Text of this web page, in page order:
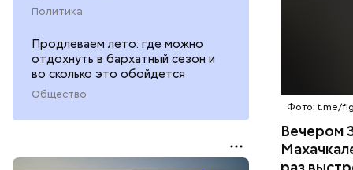
Политика
Продлеваем лето: где можно
отдохнуть в бархатный сезон и
во сколько это обойдется
Общество
Фото: t.me/
Вечером